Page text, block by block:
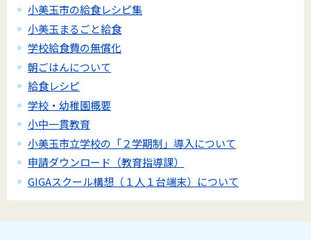
小美玉市の給食レシピ集
小美玉まるごと給食
学校給食費の無償化
朝ごはんについて
給食レシピ
学校・幼稚園概要
小中一貫教育
小美玉市立学校の「２学期制」導入について
申請ダウンロード（教育指導課）
GIGAスクール構想（１人１台端末）について